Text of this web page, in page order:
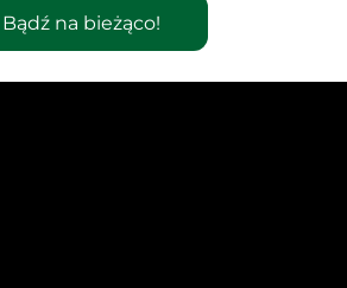
Bądź na bieżąco!